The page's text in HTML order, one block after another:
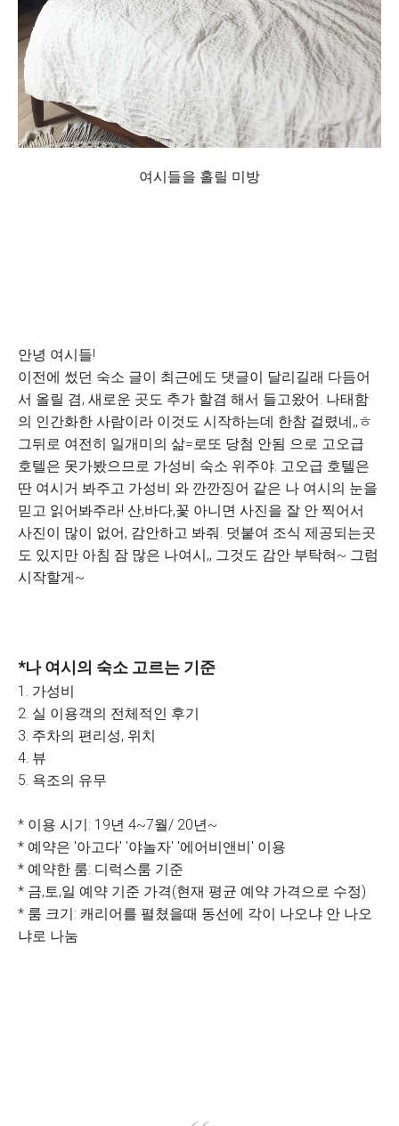
여시들을 홀릴 미방
안녕 여시들!
이전에 썼던 숙소 글이 최근에도 댓글이 달리길래 다듬어
서 올릴 겸, 새로운 곳도 추가 할겸 해서 들고왔어. 나태함
의 인간화한 사람이라 이것도 시작하는데 한참 걸렸네,,ㅎ
그뒤로 여전히 일개미의 삶=로또 당첨 안됨 으로 고오급
호텔은 못가봤으므로 가성비 숙소 위주야. 고오급 호텔은
딴 여시거 봐주고 가성비 와 깐깐징어 같은 나 여시의 눈을
믿고 읽어봐주라! 산,바다,꽃 아니면 사진을 잘 안 찍어서
사진이 많이 없어, 감안하고 봐줘. 덧붙여 조식 제공되는곳
도 있지만 아침 잠 많은 나여시,, 그것도 감안 부탁혀~ 그럼
시작할게~
*나 여시의 숙소 고르는 기준
1. 가성비
2. 실 이용객의 전체적인 후기
3. 주차의 편리성, 위치
4. 뷰
5. 욕조의 유무
* 이용 시기: 19년 4~7월/ 20년~
* 예약은 '아고다' '야놀자' '에어비앤비' 이용
* 예약한 룸: 디럭스룸 기준
* 금,토,일 예약 기준 가격(현재 평균 예약 가격으로 수정)
* 룸 크기: 캐리어를 펼쳤을때 동선에 각이 나오냐 안 나오
냐로 나눔